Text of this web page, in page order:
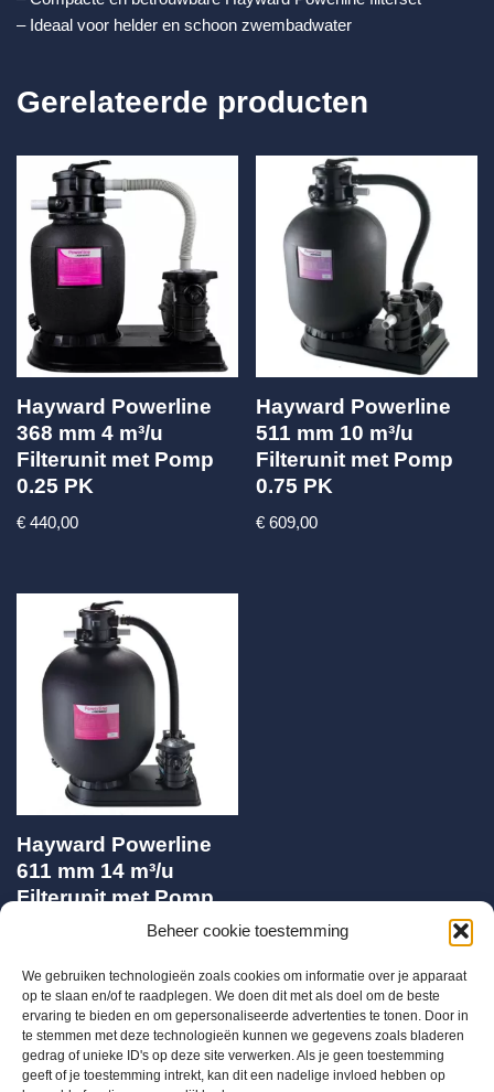
Beheer cookie toestemming
We gebruiken technologieën zoals cookies om informatie over je apparaat
op te slaan en/of te raadplegen. We doen dit met als doel om de beste
ervaring te bieden en om gepersonaliseerde advertenties te tonen. Door in
te stemmen met deze technologieën kunnen we gegevens zoals bladeren
gedrag of unieke ID's op deze site verwerken. Als je geen toestemming
geeft of je toestemming intrekt, kan dit een nadelige invloed hebben op
– Ideaal voor helder en schoon zwembadwater
Gerelateerde producten
Hayward Powerline
368 mm 4 m³/u
Filterunit met Pomp
0.25 PK
€ 440,00
Hayward Powerline
511 mm 10 m³/u
Filterunit met Pomp
0.75 PK
€ 609,00
Hayward Powerline
611 mm 14 m³/u
Filterunit met Pomp